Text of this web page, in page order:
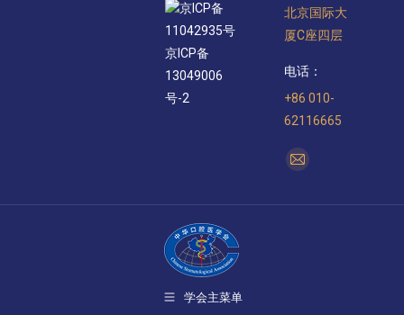
京ICP备
11042935号
京ICP备
13049006
号-2
北京国际大
厦C座四层
电话：
+86 010-
62116665
找到我们：
Mail
学会主菜单